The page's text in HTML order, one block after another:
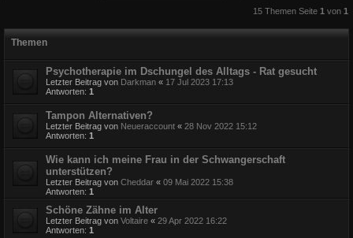
15 Themen Seite 1 von 1
Themen
Psychotherapie im Dschungel des Alltags - Rat gesucht
Letzter Beitrag von Darkman « 17 Jul 2023 17:13
Antworten: 1
Tampon Alternativen?
Letzter Beitrag von Neueraccount « 28 Nov 2022 15:12
Antworten: 1
Wie kann ich meine Frau in der Schwangerschaft
unterstützen?
Letzter Beitrag von Cheddar « 09 Mai 2022 15:38
Antworten: 1
Schöne Zähne im Alter
Letzter Beitrag von Voltaire « 29 Apr 2022 16:22
Antworten: 1